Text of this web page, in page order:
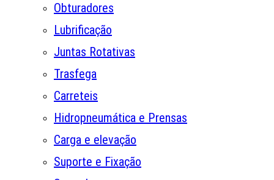
Obturadores
Lubrificação
Juntas Rotativas
Trasfega
Carreteis
Hidropneumática e Prensas
Carga e elevação
Suporte e Fixação